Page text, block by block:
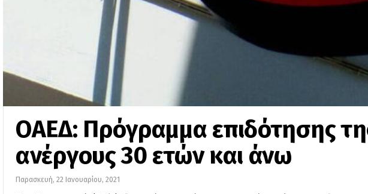
ΟΑΕΔ: Πρόγραμμα επιδότησης
ανέργους 30 ετών και άνω
Παρασκευή, 22 Ιανουαρίου, 2021